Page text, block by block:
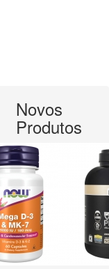
Novos
Produtos